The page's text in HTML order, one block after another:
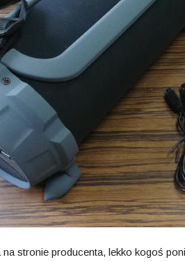
stronie producenta, lekko kogoś